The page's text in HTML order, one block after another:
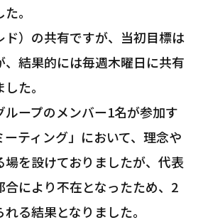
。
ド）の共有ですが、当初目標は
、結果的には毎週木曜日に共有
た。
ープのメンバー1名が参加す
ーティング」において、理念や
場を設けておりましたが、代表
合により不在となったため、2
る結果となりました。